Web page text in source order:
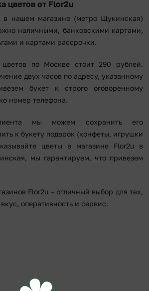
цветов от Flor2u
в нашем магазине (метро Щукинская)
наличными, банковскими картами,
и картами рассрочки.
цветов по Москве стоит 290 рублей.
двух часов по адресу, указанному
букет к строго оговоренному
номер телефона.
мы можем сохранить его
к букету подарок (конфеты, игрушки
цветы в магазине Flor2u в
мы гарантируем, что привезем
Flor2u – отличный выбор для тех,
оперативность и сервис.